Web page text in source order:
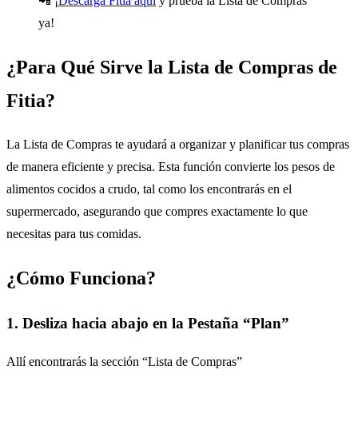
ya!
¿Para Qué Sirve la Lista de Compras de
Fitia?
La Lista de Compras te ayudará a organizar y planificar tus compras
de manera eficiente y precisa. Esta función convierte los pesos de
alimentos cocidos a crudo, tal como los encontrarás en el
supermercado, asegurando que compres exactamente lo que
necesitas para tus comidas.
¿Cómo Funciona?
1. Desliza hacia abajo en la Pestaña “Plan”
Allí encontrarás la sección “Lista de Compras”